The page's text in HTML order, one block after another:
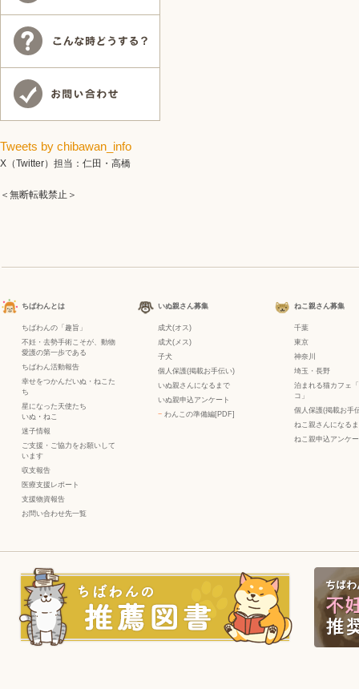
Tweets by chibawan_info
X（Twitter）担当：仁田・高橋
＜無断転載禁止＞
ちばわんとは
ちばわんの「趣旨」
不妊・去勢手術こそが、動物
愛護の第一歩である
ちばわん活動報告
幸せをつかんだいぬ・ねこた
ち
星になった天使たち
いぬ ・ ねこ
迷子情報
ご支援・ご協力をお願いして
います
収支報告
医療支援レポート
支援物資報告
お問い合わせ先一覧
いぬ親さん募集
成犬(オス)
成犬(メス)
子犬
個人保護(掲載お手伝い)
いぬ親さんになるまで
いぬ親申込アンケート
− わんこの準備編[PDF]
ねこ親さん募集
千葉
東京
神奈川
埼玉・長野
泊まれる猫カフェ
コ」
個人保護(掲載お手
ねこ親さんになる
ねこ親申込アンケ